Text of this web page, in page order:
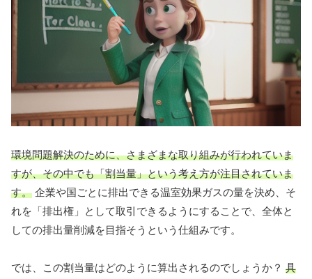
環境問題解決のために、さまざまな取り組みが行われていま
すが、その中でも「割当量」という考え方が注目されていま
す。 企業や国ごとに排出できる温室効果ガスの量を決め、そ
れを「排出権」として取引できるようにすることで、全体と
しての排出量削減を目指そうという仕組みです。
では、この割当量はどのように算出されるのでしょうか？ 具